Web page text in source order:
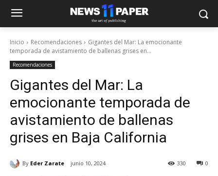
Inicio Recomendaciones
Gigantes del Mar: La emocionante
temporada de avistamiento de ballenas grises en...
Recomendaciones
Gigantes del Mar: La
emocionante temporada de
avistamiento de ballenas
grises en Baja California
By Eder Zarate junio 10, 2024 0
330